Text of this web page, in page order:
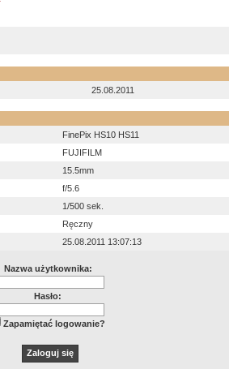
25.08.2011
FinePix HS10 HS11
FUJIFILM
15.5mm
f/5.6
1/500 sek.
Ręczny
25.08.2011 13:07:13
Nazwa użytkownika:
Hasło:
Zapamiętać logowanie?